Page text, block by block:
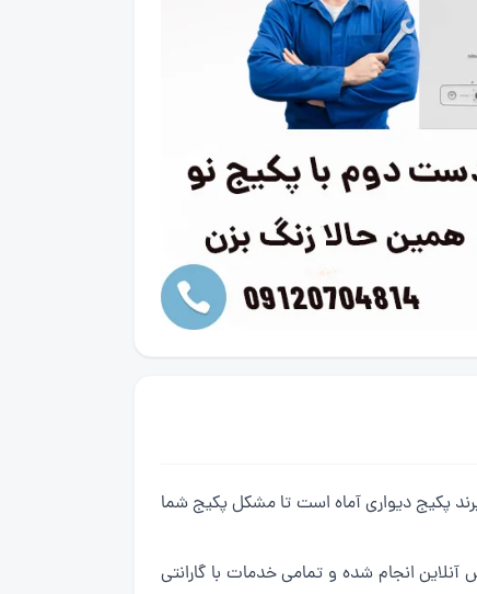
از 10 سال سابقه در زمینه تعمیرات انواع برند پکیج دیواری آماه است تا مشکل پکیج شما
انجام شده و تمامی خدمات با گارانتی